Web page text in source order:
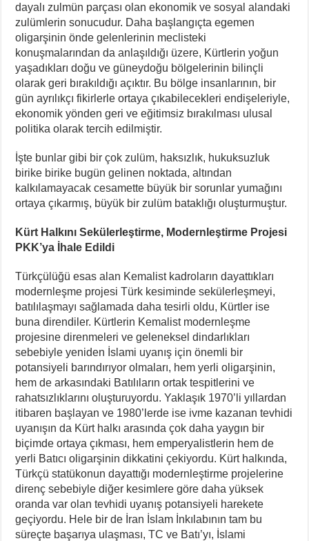
dayalı zulmün parçası olan ekonomik ve sosyal alandaki
zulümlerin sonucudur. Daha başlangıçta egemen
oligarşinin önde gelenlerinin meclisteki
konuşmalarından da anlaşıldığı üzere, Kürtlerin yoğun
yaşadıkları doğu ve güneydoğu bölgelerinin bilinçli
olarak geri bırakıldığı açıktır. Bu bölge insanlarının, bir
gün ayrılıkçı fikirlerle ortaya çıkabilecekleri endişeleriyle,
ekonomik yönden geri ve eğitimsiz bırakılması ulusal
politika olarak tercih edilmiştir.
İşte bunlar gibi bir çok zulüm, haksızlık, hukuksuzluk
birike birike bugün gelinen noktada, altından
kalkılamayacak cesamette büyük bir sorunlar yumağını
ortaya çıkarmış, büyük bir zulüm bataklığı oluşturmuştur.
Kürt Halkını Sekülerleştirme, Modernleştirme Projesi
PKK’ya İhale Edildi
Türkçülüğü esas alan Kemalist kadroların dayattıkları
modernleşme projesi Türk kesiminde sekülerleşmeyi,
batılılaşmayı sağlamada daha tesirli oldu, Kürtler ise
buna direndiler. Kürtlerin Kemalist modernleşme
projesine direnmeleri ve geleneksel dindarlıkları
sebebiyle yeniden İslami uyanış için önemli bir
potansiyeli barındırıyor olmaları, hem yerli oligarşinin,
hem de arkasındaki Batılıların ortak tespitlerini ve
rahatsızlıklarını oluşturuyordu. Yaklaşık 1970’li yıllardan
itibaren başlayan ve 1980’lerde ise ivme kazanan tevhidi
uyanışın da Kürt halkı arasında çok daha yaygın bir
biçimde ortaya çıkması, hem emperyalistlerin hem de
yerli Batıcı oligarşinin dikkatini çekiyordu. Kürt halkında,
Türkçü statükonun dayattığı modernleştirme projelerine
direnç sebebiyle diğer kesimlere göre daha yüksek
oranda var olan tevhidi uyanış potansiyeli harekete
geçiyordu. Hele bir de İran İslam İnkılabının tam bu
süreçte başarıya ulaşması, TC ve Batı’yı, İslami